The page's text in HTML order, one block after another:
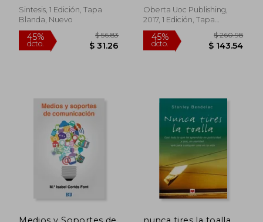
$ 26.95 dcto.
Francesc A. Bordería Ortiz
Sintesis, 1 Edición, Tapa
Blanda, Nuevo
Oberta Uoc Publishing,
2017, 1 Edición, Tapa
Blanda,Usado